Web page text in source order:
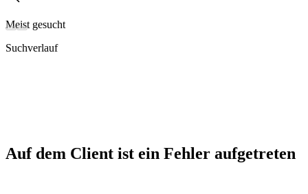
Meist gesucht
Suchverlauf
Auf dem Client ist ein Fehler aufgetreten